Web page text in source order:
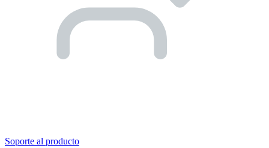
Soporte al producto